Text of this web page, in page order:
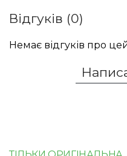
Відгуків (0)
Немає відгуків про